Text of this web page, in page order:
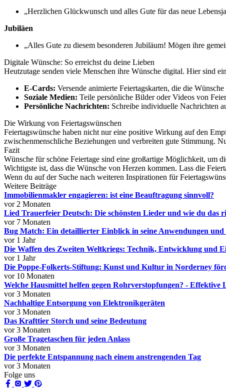
„Herzlichen Glückwunsch und alles Gute für das neue
Jubiläen
„Alles Gute zu diesem besonderen Jubiläum! Mögen ihre
Digitale Wünsche: So erreichst du deine Lieben
Heutzutage senden viele Menschen ihre Wünsche digital. Hier sind
E-Cards: Versende animierte Feiertagskarten, die die
Soziale Medien: Teile persönliche Bilder oder Videos von
Persönliche Nachrichten: Schreibe individuelle Nachrichten
Die Wirkung von Feiertagswünschen
Feiertagswünsche haben nicht nur eine positive Wirkung auf den
zwischenmenschliche Beziehungen und verbreiten gute Stimmung.
Fazit
Wünsche für schöne Feiertage sind eine großartige Möglichkeit, um
Wichtigste ist, dass die Wünsche von Herzen kommen. Lass die
Wenn du auf der Suche nach weiteren Inspirationen für
Weitere Beiträge
Immobilienmakler engagieren: ist eine Beauftragung sinnvoll?
vor 2 Monaten
Lied Trauerfeier Deutsch: Die schönsten Lieder und wie du das
vor 7 Monaten
Bug Match: Ein detaillierter Einblick in seine Anwendungen und
vor 1 Jahr
Die Waffen des Zweiten Weltkriegs: Technik, Entwicklung und
vor 1 Jahr
Die Poppe-Folkerts-Stiftung: Kunst und Kultur in Norderney
vor 10 Monaten
Welche Hausmittel helfen gegen Rohrverstopfungen? - Effektive
vor 3 Monaten
Nachhaltige Entsorgung von Elektronikgeräten
vor 3 Monaten
Das Krafttier Storch und seine Bedeutung
vor 3 Monaten
Große Tragetaschen für jeden Anlass
vor 3 Monaten
Die perfekte Entspannung nach einem anstrengenden Tag
vor 3 Monaten
Folge uns